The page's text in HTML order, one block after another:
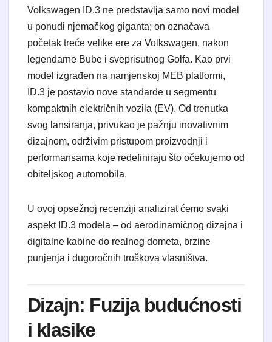
Volkswagen ID.3 ne predstavlja samo novi model
u ponudi njemačkog giganta; on označava
početak treće velike ere za Volkswagen, nakon
legendarne Bube i sveprisutnog Golfa. Kao prvi
model izgrađen na namjenskoj MEB platformi,
ID.3 je postavio nove standarde u segmentu
kompaktnih električnih vozila (EV). Od trenutka
svog lansiranja, privukao je pažnju inovativnim
dizajnom, održivim pristupom proizvodnji i
performansama koje redefiniraju što očekujemo od
obiteljskog automobila.
U ovoj opsežnoj recenziji analizirat ćemo svaki
aspekt ID.3 modela – od aerodinamičnog dizajna i
digitalne kabine do realnog dometa, brzine
punjenja i dugoročnih troškova vlasništva.
Dizajn: Fuzija budućnosti
i klasike